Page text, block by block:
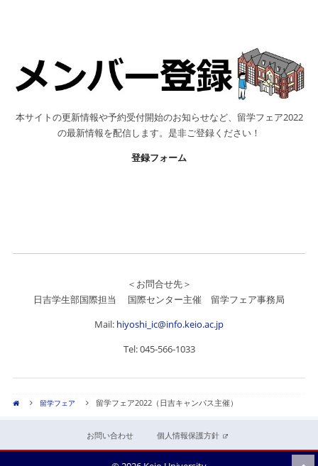
本サイトの更新情報や予約受付開始のお知らせなど、留学フェア2022
の最新情報を配信します。是非ご登録ください！
登録フォーム
＜お問合せ先＞
日吉学生部国際担当 国際センター主催 留学フェア事務局
Mail: hiyoshi_ic@info.keio.ac.jp
Tel: 045-566-1033
留学フェア 留学フェア2022（日吉キャンパス主催）
お問い合わせ 個人情報保護方針